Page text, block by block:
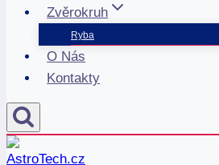
Zvěrokruh
Ryba
O Nás
Kontakty